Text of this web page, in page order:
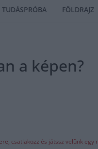
TUDÁSPRÓBA FÖLDRAJZ
a képen?
csatlakozz és játssz velünk egy